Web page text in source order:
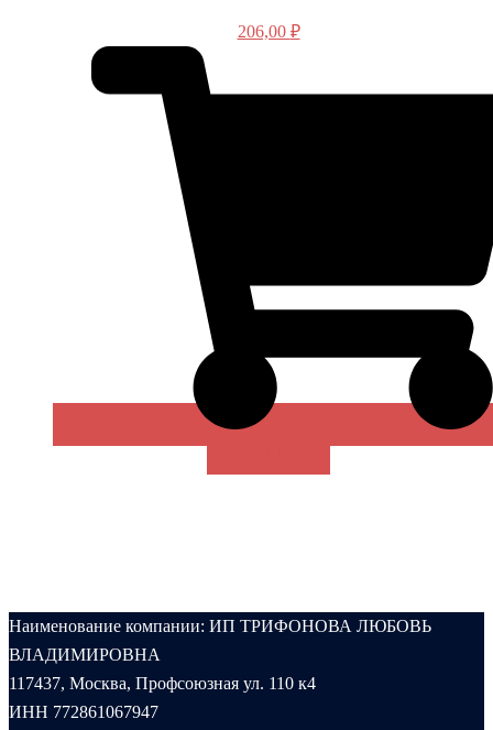
206,00 ₽
Наименование компании: ИП ТРИФОНОВА ЛЮБОВЬ
ВЛАДИМИРОВНА
117437, Москва, Профсоюзная ул. 110 к4
ИНН 772861067947